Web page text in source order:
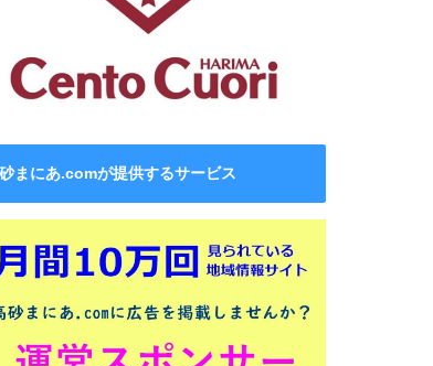
まにあ.comが提供するサービス